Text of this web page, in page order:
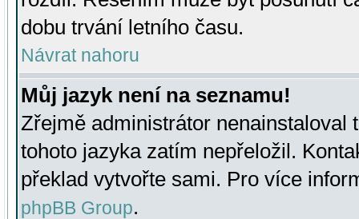
dobu trvání letního času.
Návrat nahoru
Můj jazyk není na seznamu!
Zřejmě administrátor nenainstaloval
tohoto jazyka zatím nepřeložil.
překlad vytvořte sami. Pro více
phpBB Group.